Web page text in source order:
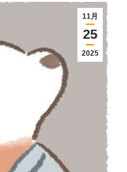
11月
25
2025